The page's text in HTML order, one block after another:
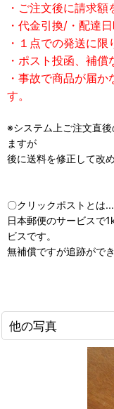
・ご注文後に請求額
・代金引換/・配達
・１点での発送に限
・ポスト投函、補償
・事故で商品が届
す。
※システム上ご注文直
ますが
後に送料を修正して改
〇クリックポストとは...
日本郵便のサービスで
ビスです。
無補償ですが追跡がで
他の写真